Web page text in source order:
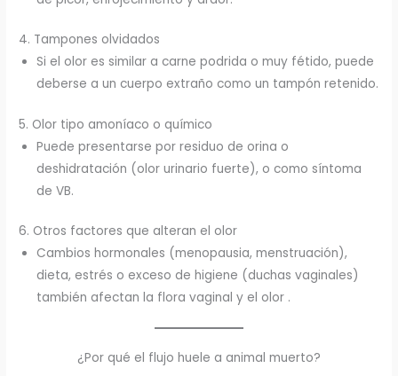
4. Tampones olvidados
Si el olor es similar a carne podrida o muy fétido, puede
deberse a un cuerpo extraño como un tampón retenido.
5. Olor tipo amoníaco o químico
Puede presentarse por residuo de orina o
deshidratación (olor urinario fuerte), o como síntoma
de VB.
6. Otros factores que alteran el olor
Cambios hormonales (menopausia, menstruación),
dieta, estrés o exceso de higiene (duchas vaginales)
también afectan la flora vaginal y el olor .
¿Por qué el flujo huele a animal muerto?